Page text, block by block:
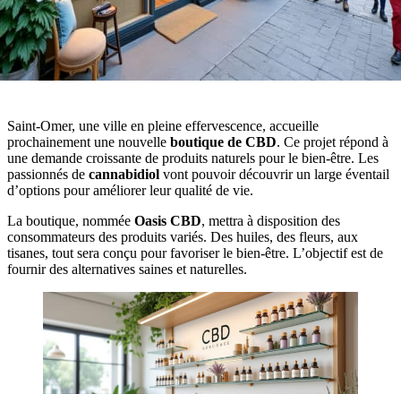
Saint-Omer, une ville en pleine effervescence, accueille
prochainement une nouvelle boutique de CBD. Ce projet répond à
une demande croissante de produits naturels pour le bien-être. Les
passionnés de cannabidiol vont pouvoir découvrir un large éventail
d’options pour améliorer leur qualité de vie.
La boutique, nommée Oasis CBD, mettra à disposition des
consommateurs des produits variés. Des huiles, des fleurs, aux
tisanes, tout sera conçu pour favoriser le bien-être. L’objectif est de
fournir des alternatives saines et naturelles.